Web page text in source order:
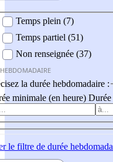
Temps plein (7)
Temps partiel (51)
Non renseignée (37)
la durée hebdomadaire :
minimale (en heure) Durée
le filtre de durée